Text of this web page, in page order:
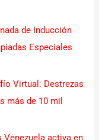
de Inducción
Especiales
Virtual: Destrezas
más de 10 mil
Venezuela activa en